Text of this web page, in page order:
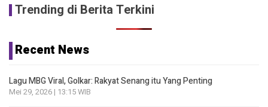
Trending di Berita Terkini
Recent News
Lagu MBG Viral, Golkar: Rakyat Senang itu Yang Penting
Mei 29, 2026 | 13:15 WIB